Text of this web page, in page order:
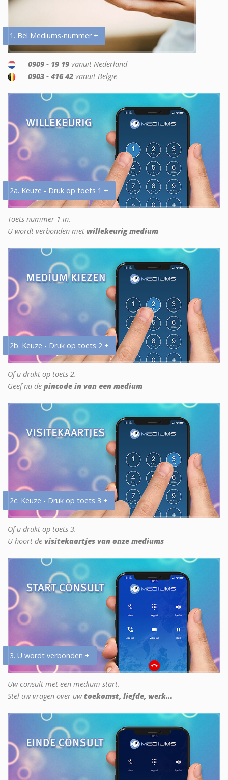
1. Bel Mediums-nummer +
0909 - 19 19 vanuit Nederland
0903 - 416 42 vanuit België
2a. Keuze - Druk op toets 1 +
Toets nummer 1 in.
U wordt verbonden met willekeurig medium
2b. Keuze - Druk op toets 2 +
Of u drukt op toets 2.
Geef nu de pincode in van een medium
2c. Keuze - Druk op toets 3 +
Of u drukt op toets 3.
U hoort de visitekaartjes van onze mediums
3. U wordt verbonden +
Uw consult met een medium start.
Stel uw vragen over uwtoekomst, liefde, werk...